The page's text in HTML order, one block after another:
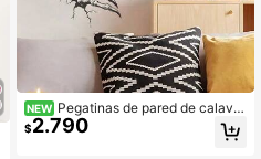
NEW Pegatinas de pared de calaver
a, rosa y esqueleto, estilo de terror,
para fiesta de Halloween, decoraci
$2.790